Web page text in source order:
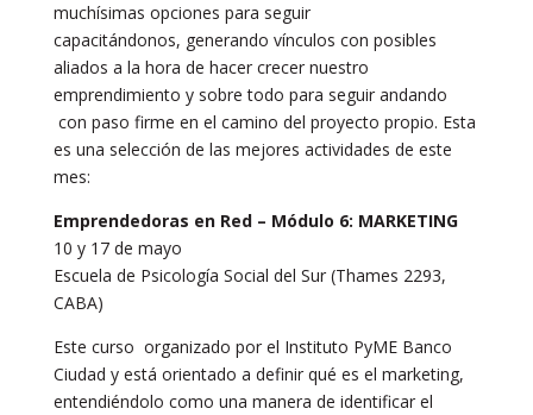
muchísimas opciones para seguir
capacitándonos, generando vínculos con posibles
aliados a la hora de hacer crecer nuestro
emprendimiento y sobre todo para seguir andando
con paso firme en el camino del proyecto propio. Esta
es una selección de las mejores actividades de este
mes:
Emprendedoras en Red – Módulo 6: MARKETING
10 y 17 de mayo
Escuela de Psicología Social del Sur (Thames 2293,
CABA)
Este curso organizado por el Instituto PyME Banco
Ciudad y está orientado a definir qué es el marketing,
entendiéndolo como una manera de identificar el